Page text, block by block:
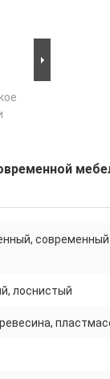
современный
лоснистый